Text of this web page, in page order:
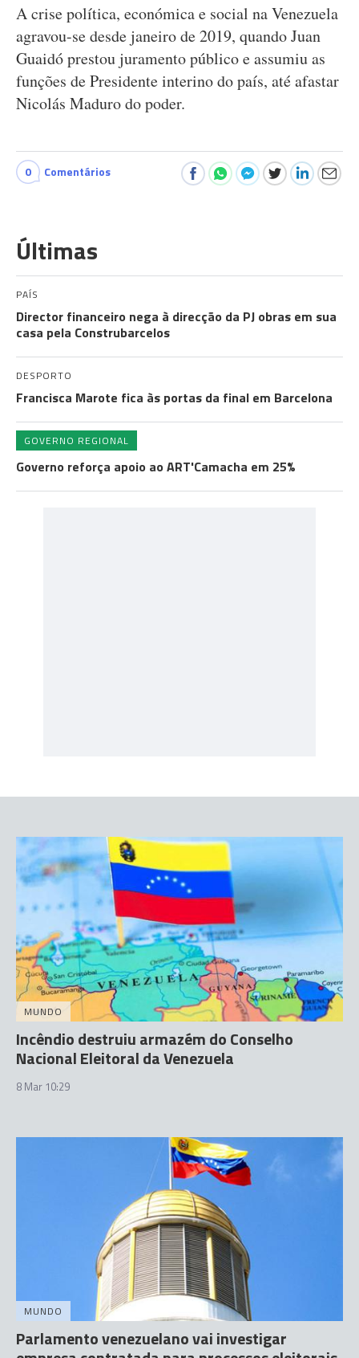
A crise política, económica e social na Venezuela
agravou-se desde janeiro de 2019, quando Juan
Guaidó prestou juramento público e assumiu as
funções de Presidente interino do país, até afastar
Nicolás Maduro do poder.
0 Comentários
Últimas
PAÍS
Director financeiro nega à direcção da PJ obras em sua
casa pela Construbarcelos
DESPORTO
Francisca Marote fica às portas da final em Barcelona
GOVERNO REGIONAL
Governo reforça apoio ao ART'Camacha em 25%
MUNDO
Incêndio destruiu armazém do Conselho
Nacional Eleitoral da Venezuela
8 Mar 10:29
MUNDO
Parlamento venezuelano vai investigar